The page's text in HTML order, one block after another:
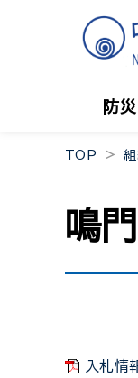
防災
TOP
鳴
入札情